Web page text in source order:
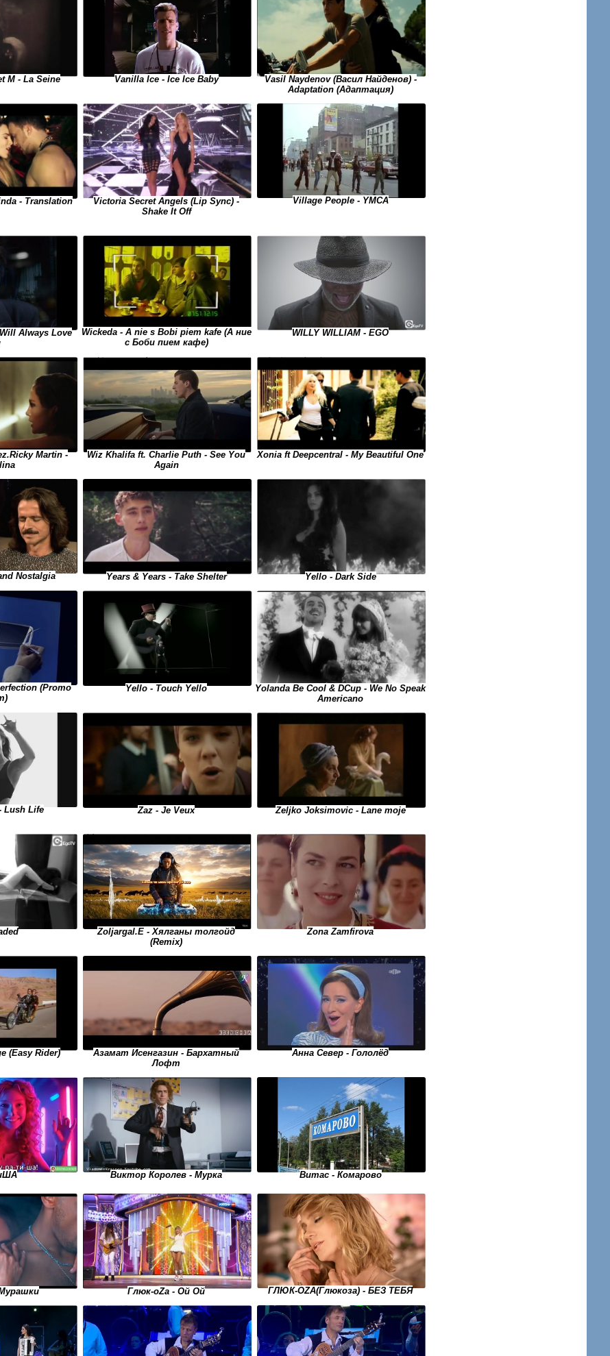
M - La Seine Vanilla Ice - Ice Ice Baby
Vasil Naydenov (Васил Найденов) -
Adaptation (Адаптация)
- Translation
Victoria Secret Angels (Lip Sync) -
Shake It Off
Village People - YMCA
Always Love
Wickeda - A nie s Bobi piem kafe (А ние
с Боби пием кафе)
WILLY WILLIAM - EGO
Martin -
Wiz Khalifa ft. Charlie Puth - See You
Again
Xonia ft Deepcentral - My Beautiful One
Nostalgia Years & Years - Take Shelter Yello - Dark Side
(Promo
Yello - Touch Yello
Yolanda Be Cool & DCup - We No Speak
Americano
Lush Life Zaz - Je Veux Zeljko Joksimovic - Lane moje
Zoljargal.E - Хялганы толгойд
(Remix)
Zona Zamfirova
(Easy Rider)
Азамат Исенгазин - Бархатный
Лофт
Анна Север - Гололёд
Виктор Королев - Мурка Витас - Комарово
Глюк-oZa - Ой Ой ГЛЮК-OZA(Глюкоза) - БЕЗ ТЕБЯ